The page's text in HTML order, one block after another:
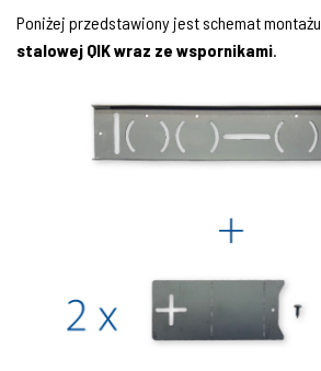
Poniżej przedstawiony jest schemat montażu
stalowej QIK wraz ze wspornikami.